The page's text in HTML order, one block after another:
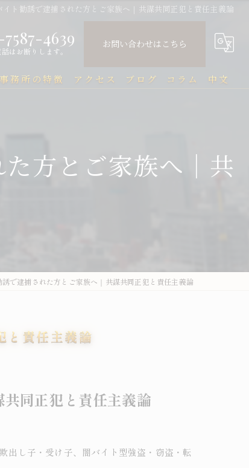
ト勧誘で逮捕された方とご家族へ｜共謀共同正犯と責任主義論
4639
はお断りします。
お問い合わせはこちら
務所の特徴
事
国人刑事・在留Q&A
ーバーステイ（不法残留）
物事件
いせつ・盗撮
アクセス ブログ コラム 中文
方とご家族へ｜共
で逮捕された方とご家族へ｜共謀共同正犯と責任主義論
と責任主義論
同正犯と責任主義論
出し子・受け子、闇バイト型強盗・窃盗・転